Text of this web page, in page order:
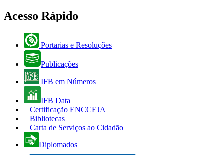
Acesso Rápido
Portarias e Resoluções
Publicações
IFB em Números
IFB Data
Certificação ENCCEJA
Bibliotecas
Carta de Serviços ao Cidadão
Diplomados